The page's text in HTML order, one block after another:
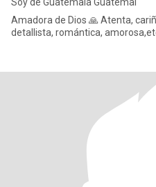
Amadora de Dios 🙏 Atenta,
detallista, romántica,